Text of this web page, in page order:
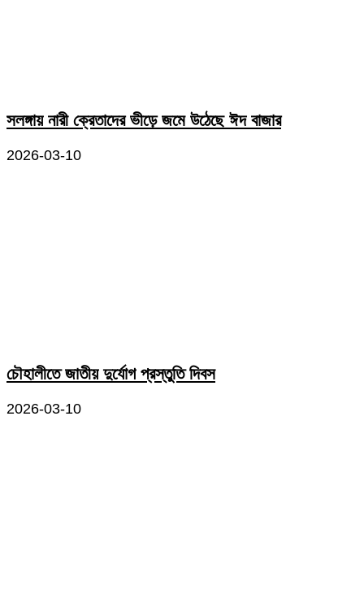
সলঙ্গায় নারী ক্রেতাদের ভীড়ে জমে উঠেছে ঈদ বাজার
2026-03-10
চৌহালীতে জাতীয় দুর্যোগ প্রস্তুতি দিবস
2026-03-10